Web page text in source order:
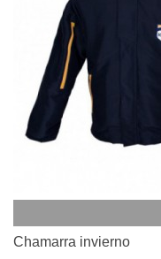
Chamarra invierno